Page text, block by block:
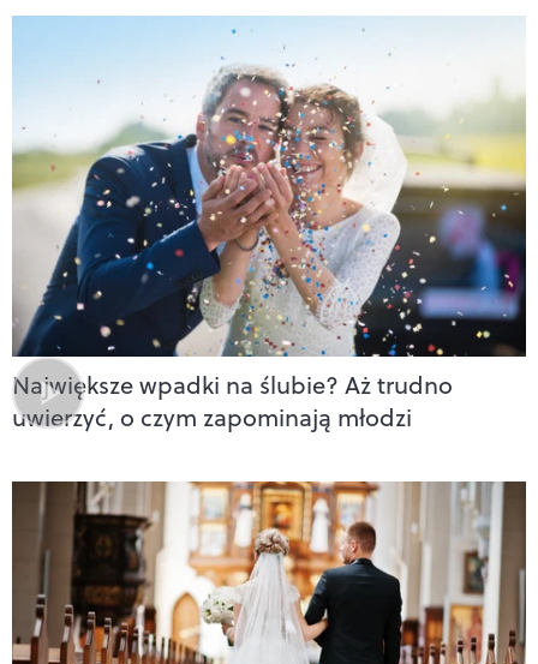
Największe wpadki na ślubie? Aż trudno
uwierzyć, o czym zapominają młodzi